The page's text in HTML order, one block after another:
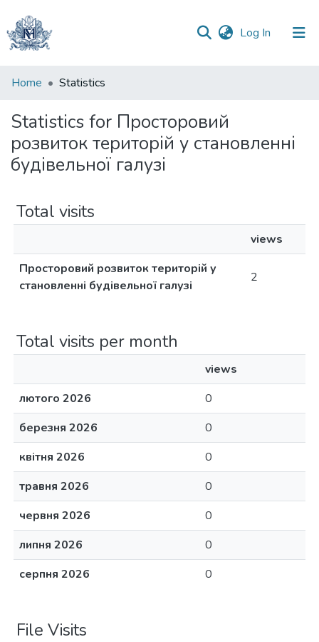
Log In (current)
Communities
Collections
All of DSpace
Home Statistics
Statistics for Просторовий
розвиток територій у становленні
будівельної галузі
Total visits
views
Просторовий розвиток територій у
становленні будівельної галузі
2
Total visits per month
views
лютого 2026
0
березня 2026
0
квітня 2026
0
травня 2026
0
червня 2026
0
липня 2026
0
серпня 2026
0
File Visits